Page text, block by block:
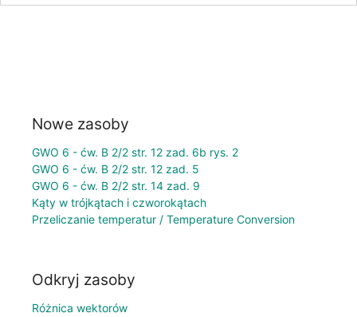
Nowe zasoby
GWO 6 - ćw. B 2/2 str. 12 zad. 6b rys. 2
GWO 6 - ćw. B 2/2 str. 12 zad. 5
GWO 6 - ćw. B 2/2 str. 14 zad. 9
Kąty w trójkątach i czworokątach
Przeliczanie temperatur / Temperature Conversion
Odkryj zasoby
Różnica wektorów